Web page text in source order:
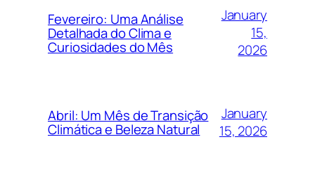
Fevereiro: Uma Análise
Detalhada do Clima e
Curiosidades do Mês
January
15,
2026
Abril: Um Mês de Transição
Climática e Beleza Natural
January
15, 2026